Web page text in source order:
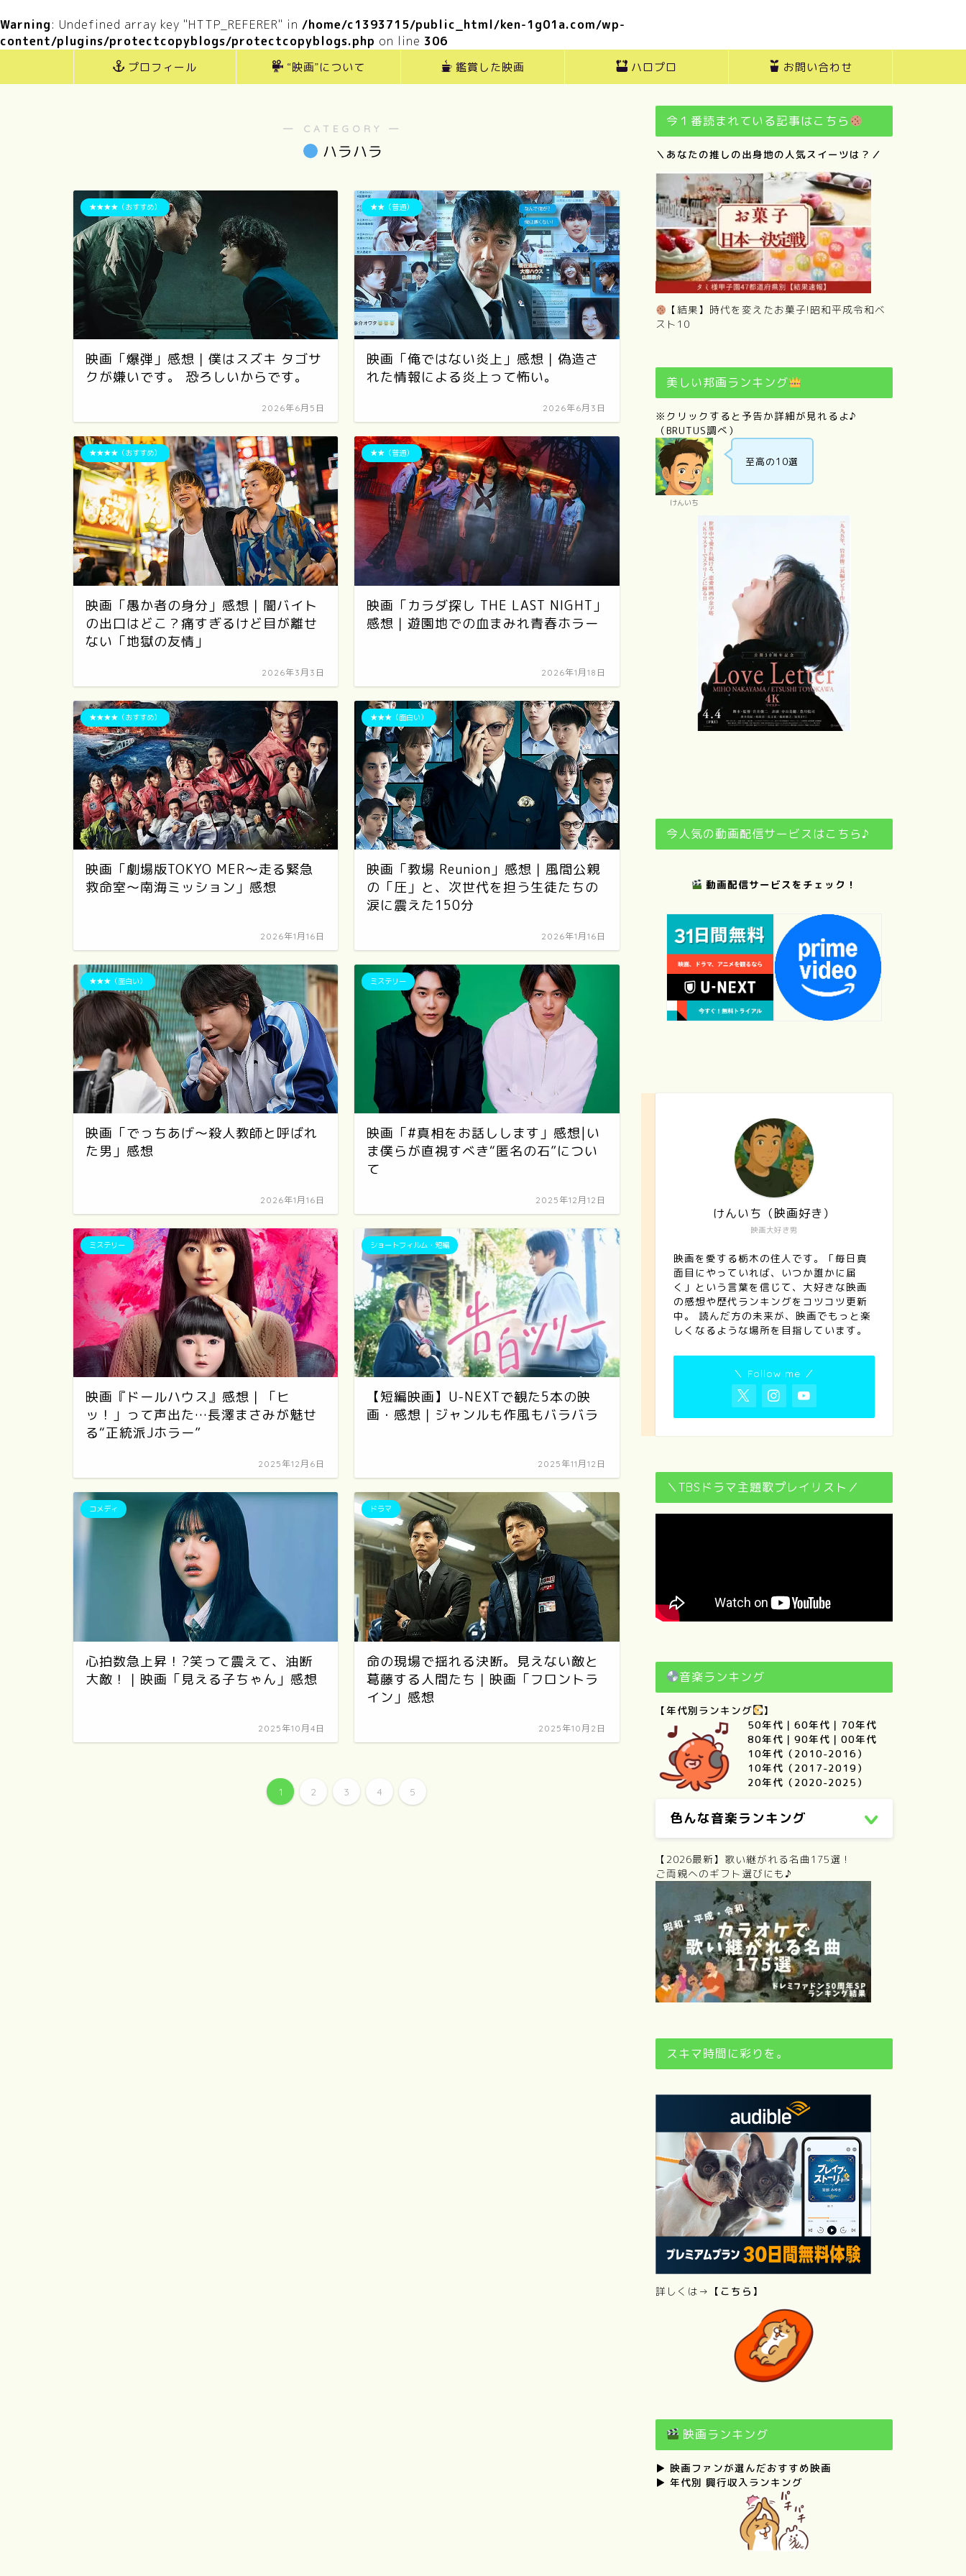
Warning: Undefined array key "HTTP_REFERER" in /home/c1393715/public_html/ken-1g01a.com/wp-
content/plugins/protectcopyblogs/protectcopyblogs.php on line 306
プロフィール “映画”について 鑑賞した映画 ハロプロ お問い合わせ
― CATEGORY ―
ハラハラ
★★★★（おすすめ）
映画「爆弾」感想｜僕はスズキ タゴサ
クが嫌いです。 恐ろしいからです。
2026年6月5日
★★（普通）
映画「俺ではない炎上」感想｜偽造さ
れた情報による炎上って怖い。
2026年6月3日
★★★★（おすすめ）
映画「愚か者の身分」感想｜闇バイト
の出口はどこ？痛すぎるけど目が離せ
ない「地獄の友情」
2026年3月3日
★★（普通）
映画「カラダ探し THE LAST NIGHT」
感想｜遊園地での血まみれ青春ホラー
2026年1月18日
★★★★（おすすめ）
映画「劇場版TOKYO MER～走る緊急
救命室～南海ミッション」感想
2026年1月16日
★★★（面白い）
映画「教場 Reunion」感想｜風間公親
の「圧」と、次世代を担う生徒たちの
涙に震えた150分
2026年1月16日
★★★（面白い）
映画「でっちあげ～殺人教師と呼ばれ
た男」感想
2026年1月16日
ミステリー
映画「#真相をお話しします」感想|い
ま僕らが直視すべき“匿名の石”につい
て
2025年12月12日
ミステリー
映画『ドールハウス』感想｜「ヒ
ッ！」って声出た…長澤まさみが魅せ
る“正統派Jホラー”
2025年12月6日
ショートフィルム・短編
【短編映画】U-NEXTで観た5本の映
画・感想｜ジャンルも作風もバラバラ
2025年11月12日
コメディ
心拍数急上昇！?笑って震えて、油断
大敵！｜映画「見える子ちゃん」感想
2025年10月4日
ドラマ
命の現場で揺れる決断。見えない敵と
葛藤する人間たち｜映画「フロントラ
イン」感想
2025年10月2日
1 2 3 4 5
今１番読まれている記事はこちら
＼あなたの推しの出身地の人気スイーツは？／
【結果】時代を変えたお菓子!昭和平成令和ベ
スト10
美しい邦画ランキング
※クリックすると予告か詳細が見れるよ♪
（BRUTUS調べ）
けんいち
至高の10選
PERFECT
東京物語
今人気の動画配信サービスはこちら♪
動画配信サービスをチェック！
映画大好き男
けんいち（映画好き）
映画を愛する栃木の住人です。「毎日真
面目にやっていれば、いつか誰かに届
く」という言葉を信じて、大好きな映画
の感想や歴代ランキングをコツコツ更新
中。 読んだ方の未来が、映画でもっと楽
しくなるような場所を目指しています。
＼ Follow me ／
＼TBSドラマ主題歌プレイリスト／
音楽ランキング
【年代別ランキング
】
50年代 ｜ 60年代 ｜ 70年代
80年代 ｜ 90年代 ｜ 00年代
10年代（2010-2016）
10年代（2017-2019）
20年代（2020-2025）
色んな音楽ランキング
【2026最新】歌い継がれる名曲175選！
ご両親へのギフト選びにも♪
スキマ時間に彩りを。
詳しくは→ 【こちら】
映画ランキング
▶ 映画ファンが選んだおすすめ映画
▶ 年代別 興行収入ランキング